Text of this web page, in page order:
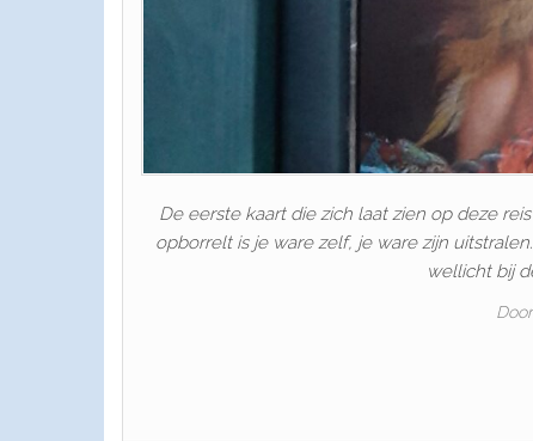
De eerste kaart die zich laat zien op deze
opborrelt is je ware zelf, je ware zijn
wellicht bij
Door